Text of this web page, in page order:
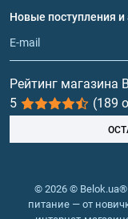
Обмен и возврат
Протеин
Гейнеры
Витамины и
Рыбий жир, жирные
Новые поступления и
Рейтинг магазина
5
(189
© 2026 ©
питание — от